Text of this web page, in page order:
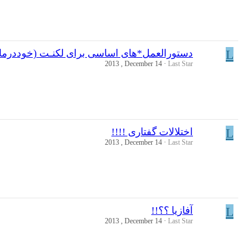
L دستورالعمل*های اساسی برای لکنـت
Last Star
2013 , December 14
L اختلالات گفتاری !!!!
Last Star
2013 , December 14
L آفازيا ؟؟!!
Last Star
2013 , December 14